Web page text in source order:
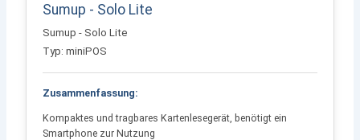
Sumup - Solo Lite
Sumup - Solo Lite
Typ: miniPOS
Zusammenfassung:
Kompaktes und tragbares Kartenlesegerät, benötigt ein
Smartphone zur Nutzung